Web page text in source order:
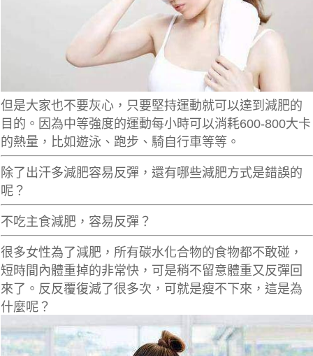
但是大家也不要灰心，只要堅持運動就可以達到減肥的
目的。因為中等強度的運動每小時可以消耗600-800大卡
的熱量，比如遊泳、跑步、騎自行車等等。
除了出汗多減肥容易反彈，還有哪些減肥方式是錯誤的
呢？
不吃主食減肥，容易反彈？
很多女性為了減肥，所有碳水化合物的食物都不敢碰，
短時間內體重掉的非常快，可是稍不留意體重又反彈回
來了。反反覆復減了很多次，可就是瘦不下來，這是為
什麼呢？